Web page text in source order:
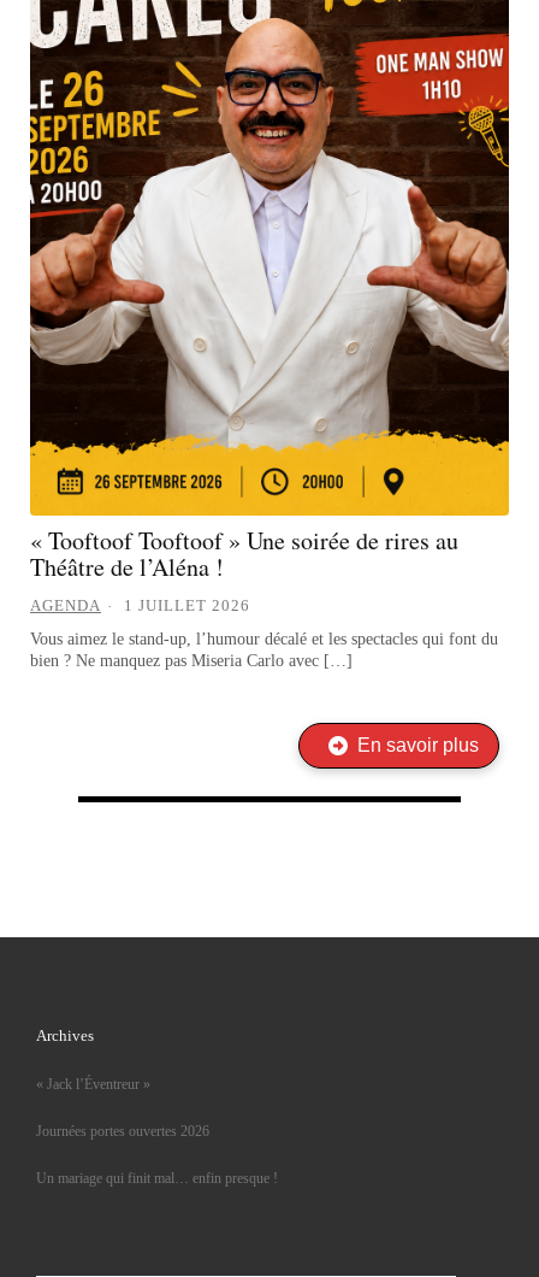
« Tooftoof Tooftoof » Une soirée de rires au
Théâtre de l’Aléna !
AGENDA
1 JUILLET 2026
Vous aimez le stand-up, l’humour décalé et les spectacles qui font du
bien ? Ne manquez pas Miseria Carlo avec […]
En savoir plus
Archives
« Jack l’Éventreur »
Journées portes ouvertes 2026
Un mariage qui finit mal… enfin presque !